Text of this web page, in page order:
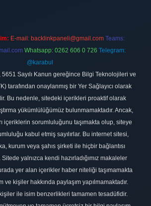
E-mail: backlinkpaneli@gmail.com Teams:
Whatsapp: 0262 606 0 726 Telegram:
@karabul
5651 Sayılı Kanun gereğince Bilgi Teknolojileri ve
tarafından onaylanmış bir Yer Sağlayıcı olarak
Bu nedenle, sitedeki içerikleri proaktif olarak
yükümlülüğümüz bulunmamaktadır. Ancak,
içeriklerin sorumluluğunu taşımakta olup, siteye
kabul etmiş sayılırlar. Bu internet sitesi,
kurum veya şahıs şirketi ile hiçbir bağlantısı
yalnızca kendi hazırladığımız makaleler
yer alan içerikler haber niteliği taşımamakta
ve kişiler hakkında paylaşım yapılmamaktadır.
ile isim benzerlikleri tamamen tesadüfidir.